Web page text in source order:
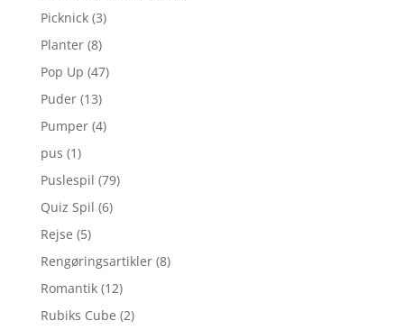
Picknick (3)
Planter (8)
Pop Up (47)
Puder (13)
Pumper (4)
pus (1)
Puslespil (79)
Quiz Spil (6)
Rejse (5)
Rengøringsartikler (8)
Romantik (12)
Rubiks Cube (2)